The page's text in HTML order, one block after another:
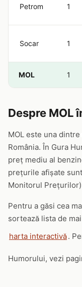
Petrom 1
Socar 1
MOL 1
Despre MOL
MOL este una
România. În Gura
preț mediu al
prețurile afișate
Monitorul
Pentru a găsi cea
sortează lista de
harta interactivă.
Humorului, vezi